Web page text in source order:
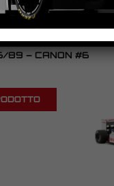
89 – CANON #6